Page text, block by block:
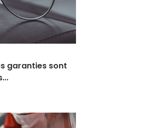
garanties sont